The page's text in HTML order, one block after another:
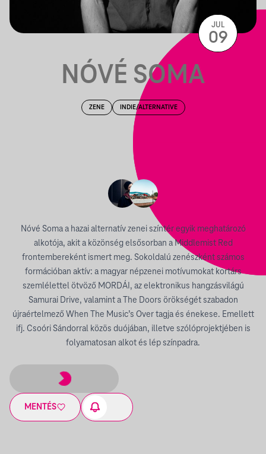
NÓVÉ SOMA
ZENE INDIE/ALTERNATIVE
Nóvé Soma a hazai alternatív zenei színtér egyik meghatározó
alkotója, akit a közönség elsősorban a Middlemist Red
frontembereként ismert meg. Sokoldalú zenészként számos
formációban aktív: a magyar népzenei motívumokat kortárs
szemlélettel ötvöző MORDÁI, az elektronikus hangzásvilágú
Samurai Drive, valamint a The Doors örökségét szabadon
újraértelmező When The Music’s Over tagja és énekese. Emellett
ifj. Csoóri Sándorral közös duójában, illetve szólóprojektjében is
folyamatosan alkot és lép színpadra.
MENTÉS
JUL
09